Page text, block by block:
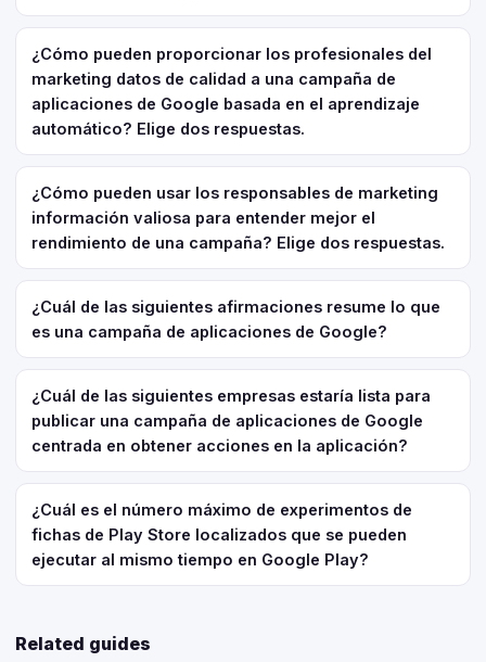
¿Cómo pueden proporcionar los profesionales del
marketing datos de calidad a una campaña de
aplicaciones de Google basada en el aprendizaje
automático? Elige dos respuestas.
¿Cómo pueden usar los responsables de marketing
información valiosa para entender mejor el
rendimiento de una campaña? Elige dos respuestas.
¿Cuál de las siguientes afirmaciones resume lo que
es una campaña de aplicaciones de Google?
¿Cuál de las siguientes empresas estaría lista para
publicar una campaña de aplicaciones de Google
centrada en obtener acciones en la aplicación?
¿Cuál es el número máximo de experimentos de
fichas de Play Store localizados que se pueden
ejecutar al mismo tiempo en Google Play?
Related guides